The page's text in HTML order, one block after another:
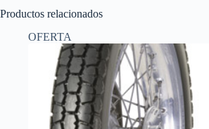
Productos relacionados
OFERTA